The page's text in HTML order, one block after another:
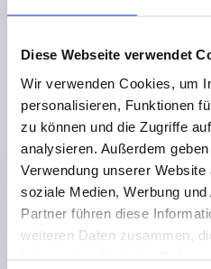
Diese Webseite verwendet
Wir verwenden Cookies, um
personalisieren, Funktionen
zu können und die Zugriffe
analysieren. Außerdem
Verwendung unserer
soziale Medien, Werbung
Partner führen diese
weiteren Daten zusammen,
Bestellnummer:K0520.131
3,71 CHF
zzgl. MwSt.
zzgl. Versandkosten
PRODUKTDETAILS
CAD